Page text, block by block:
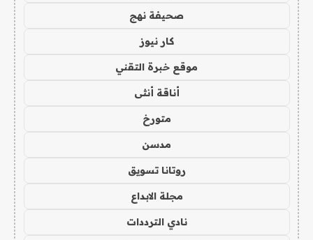
صحيفة نهج
كار نيوز
موقع خبرة التقني
أناقة أنثى
متورخ
مدسن
روتانا تسويق
مجلة الابداع
نادي الترددات